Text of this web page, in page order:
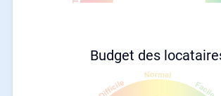
Budget des